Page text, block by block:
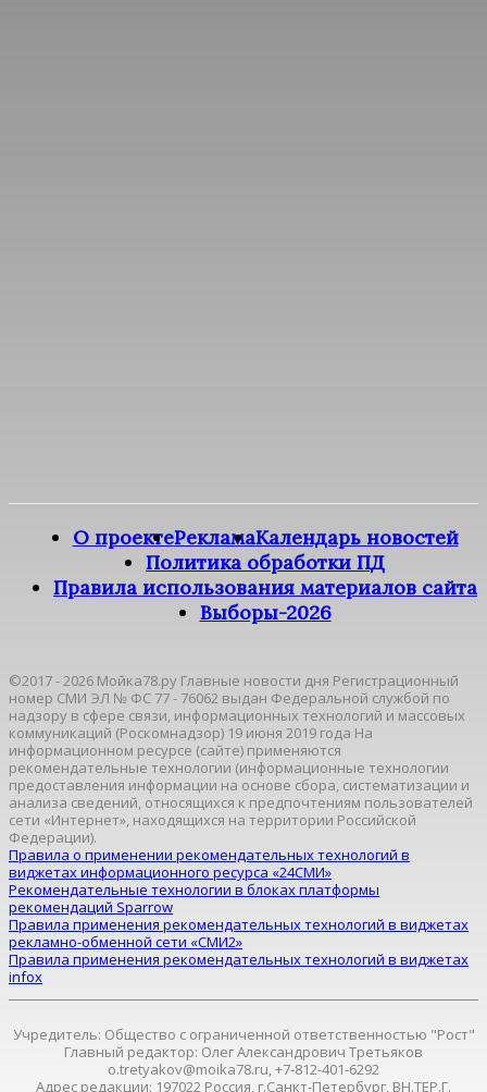
О проектеРекламаКалендарь новостей
Политика обработки ПД
Правила использования материалов сайта
Выборы-2026
©2017 - 2026 Мойка78.ру Главные новости дня Регистрационный
номер СМИ ЭЛ № ФС 77 - 76062 выдан Федеральной службой по
надзору в сфере связи, информационных технологий и массовых
коммуникаций (Роскомнадзор) 19 июня 2019 года На
информационном ресурсе (сайте) применяются
рекомендательные технологии (информационные технологии
предоставления информации на основе сбора, систематизации и
анализа сведений, относящихся к предпочтениям пользователей
сети «Интернет», находящихся на территории Российской
Федерации).
Правила о применении рекомендательных технологий в
виджетах информационного ресурса «24СМИ»
Рекомендательные технологии в блоках платформы
рекомендаций Sparrow
Правила применения рекомендательных технологий в виджетах
рекламно-обменной сети «СМИ2»
Правила применения рекомендательных технологий в виджетах
infox
Учредитель: Общество с ограниченной ответственностью "Рост"
Главный редактор: Олег Александрович Третьяков
o.tretyakov@moika78.ru, +7-812-401-6292
Адрес редакции: 197022 Россия, г.Санкт-Петербург, ВН.ТЕР.Г.